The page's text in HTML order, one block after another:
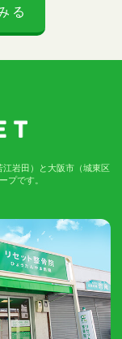
る
岩田）と大阪市（城東区
プです。